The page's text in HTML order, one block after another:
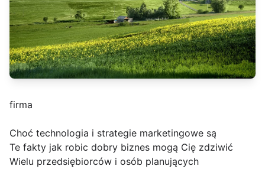
firma
Choć technologia i strategie marketingowe są
Te fakty jak robic dobry biznes mogą Cię zdziwić
Wielu przedsiębiorców i osób planujących